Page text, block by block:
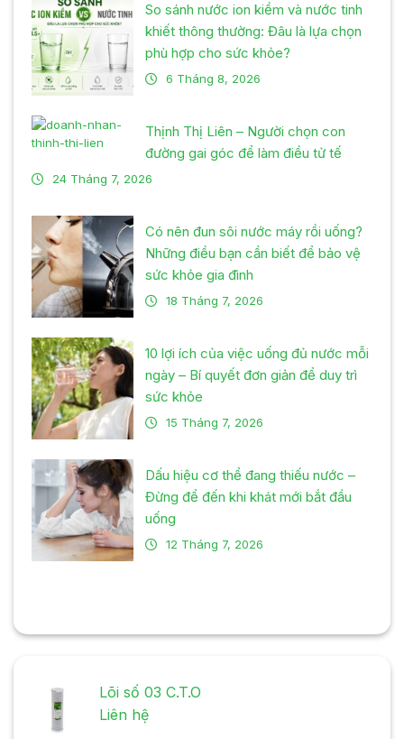
So sánh nước ion kiềm và nước tinh
khiết thông thường: Đâu là lựa chọn
phù hợp cho sức khỏe?
6 Tháng 8, 2026
Thịnh Thị Liên – Người chọn con
đường gai góc để làm điều tử tế
24 Tháng 7, 2026
Có nên đun sôi nước máy rồi uống?
Những điều bạn cần biết để bảo vệ
sức khỏe gia đình
18 Tháng 7, 2026
10 lợi ích của việc uống đủ nước mỗi
ngày – Bí quyết đơn giản để duy trì
sức khỏe
15 Tháng 7, 2026
Dấu hiệu cơ thể đang thiếu nước –
Đừng để đến khi khát mới bắt đầu
uống
12 Tháng 7, 2026
Lõi số 03 C.T.O
Liên hệ